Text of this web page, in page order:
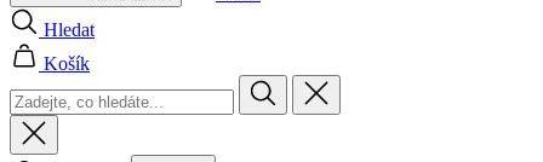
Hledat
Košík